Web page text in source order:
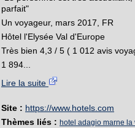
parfait"
Un voyageur, mars 2017, FR
Hôtel l'Elysée Val d'Europe
Très bien 4,3 / 5 ( 1 012 avis
1 894...
Lire la suite
Site : https://www.hotels.com
Thèmes liés : hotel adagio marne